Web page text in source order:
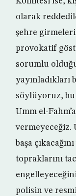
olarak
şehre
provokatif
sorumlu
yayınladıkları
söylüyoruz, bu
Umm el-
vermeyeceğiz.
başa
topraklarını
polisin ve